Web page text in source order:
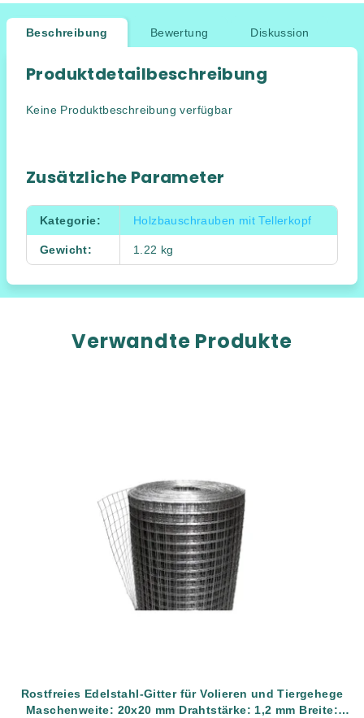
Beschreibung Bewertung Diskussion
Produktdetailbeschreibung
Keine Produktbeschreibung verfügbar
Zusätzliche Parameter
Kategorie: Holzbauschrauben mit Tellerkopf
Gewicht: 1.22 kg
Verwandte Produkte
Rostfreies Edelstahl-Gitter für Volieren und Tiergehege
Maschenweite: 20x20 mm Drahtstärke: 1,2 mm Breite: